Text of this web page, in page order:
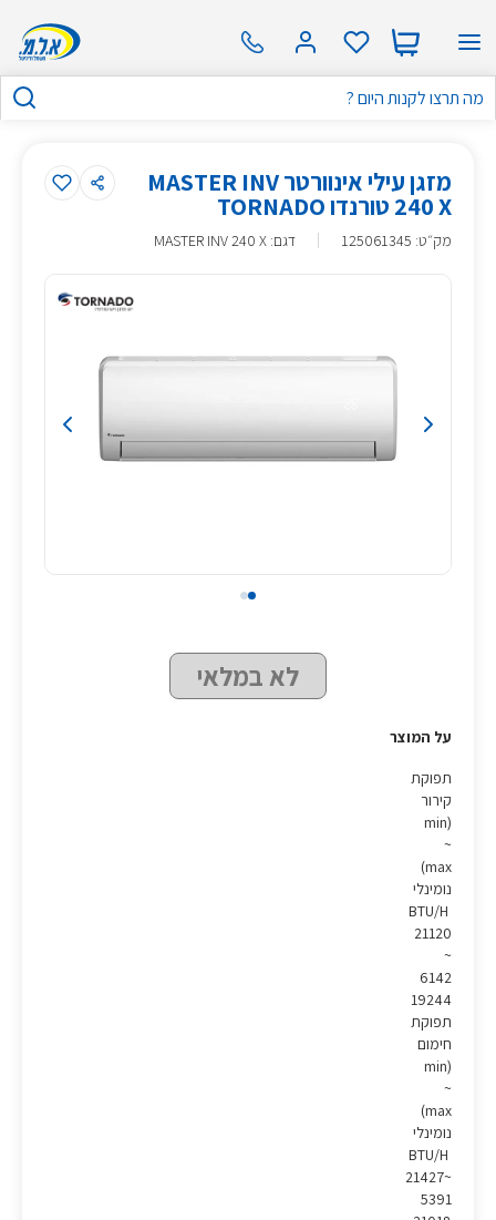
מזגן עילי אינוורטר MASTER INV
240 X טורנדו TORNADO
מק״ט:
125061345 דגם: MASTER INV 240 X
לא במלאי
על המוצר
תפוקת
קירור
(min
~
max)
נומינלי
BTU/H
21120
~
6142
19244
תפוקת
חימום
(min
~
max)
נומינלי
BTU/H
21427~
5391